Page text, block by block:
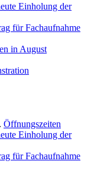
Einholung der
für Fachaufnahme
in August
Öffnungszeiten
Einholung der
für Fachaufnahme